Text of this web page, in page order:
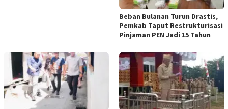
Beban Bulanan Turun Drastis,
Pemkab Taput Restrukturisasi
Pinjaman PEN Jadi 15 Tahun‎